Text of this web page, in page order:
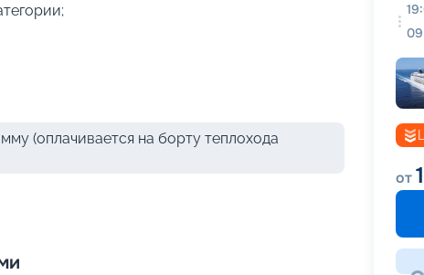
(оплачивается на борту теплохода
от